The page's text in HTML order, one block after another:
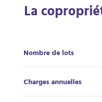
La
Nombre de lots
Charges annuelles